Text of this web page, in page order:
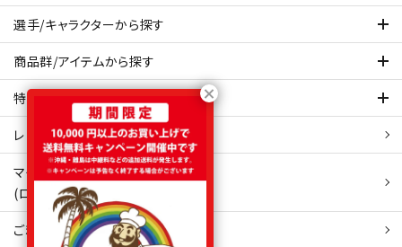
選手/キャラクターから探す
商品群/アイテムから探す
特集ページを見てみる
レビュー・口コミ 一覧ページ
マイアカウント
(ログイン/新規会員登録)
ご利用ガイド